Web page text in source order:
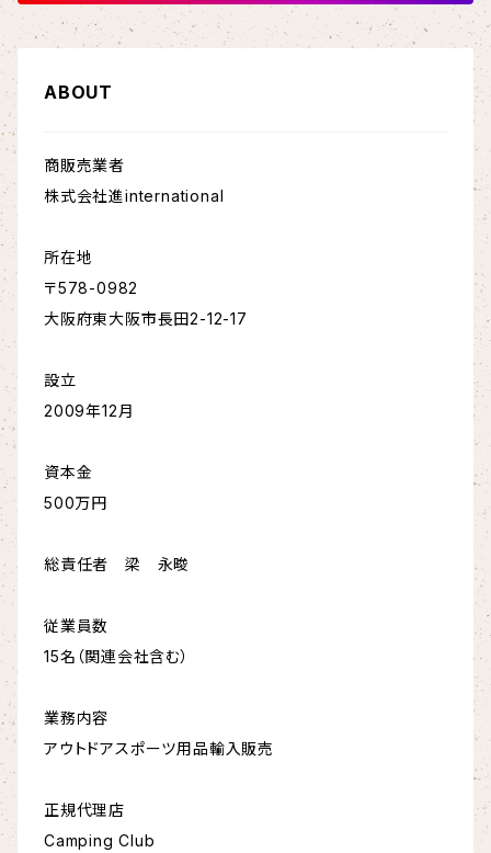
ABOUT
商販売業者
株式会社進international
所在地
〒578-0982
大阪府東大阪市長田2-12-17
設立
2009年12月
資本金
500万円
総責任者 梁 永晙
従業員数
15名（関連会社含む）
業務内容
アウトドアスポーツ用品輸入販売
正規代理店
Camping Club